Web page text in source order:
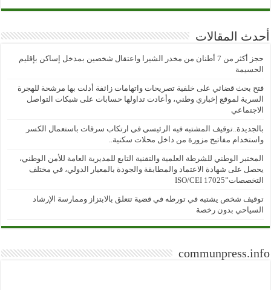
أحدث المقالات
حجز أكثر من 7 أطنان من مخدر الشيرا واعتقال شخصين بمدخل إساكن بإقليم
الحسيمة
فتح بحث قضائي على خلفية تصريحات واتهامات زائفة أدلت بها مرشحة للهجرة
السرية لموقع إخباري وطني، وأعادت تداولها حسابات على شبكات التواصل
الاجتماعي
بالجديدة..توقيف المشتبه فيه الرئيسي في ارتكاب سرقات باستعمال الكسر
واستخدام مفاتيح مزورة من داخل محلات سكنية..
المختبر الوطني للشرطة العلمية والتقنية التابع للمديرية العامة للأمن الوطني،
يحصل على شهادة الاعتماد والمطابقة والجودة بالمعيار الدولي، في مختلف
التخصصات”ISO/CEI 17025
توقيف شخص يشتبه في تورطه في قضية تتعلق بالابتزاز وممارسة الإرشاد
السياحي بدون رخصة
communpress.info